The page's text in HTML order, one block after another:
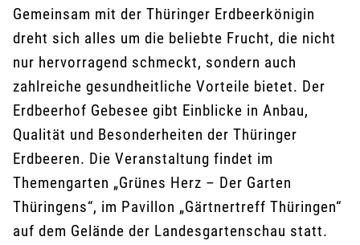
Gemeinsam mit der Thüringer Erdbeerkönigin
dreht sich alles um die beliebte Frucht, die nicht
nur hervorragend schmeckt, sondern auch
zahlreiche gesundheitliche Vorteile bietet. Der
Erdbeerhof Gebesee gibt Einblicke in Anbau,
Qualität und Besonderheiten der Thüringer
Erdbeeren. Die Veranstaltung findet im
Themengarten „Grünes Herz – Der Garten
Thüringens“, im Pavillon „Gärtnertreff Thüringen“
auf dem Gelände der Landesgartenschau statt.